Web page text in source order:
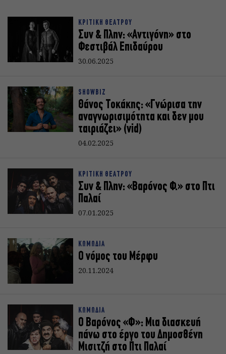
ΚΡΙΤΙΚΗ ΘΕΑΤΡΟΥ
Συν & Πλην: «Aντιγόνη» στο
Φεστιβάλ Επιδαύρου
30.06.2025
SHOWBIZ
Θάνος Τοκάκης: «Γνώρισα την
αναγνωρισιμότητα και δεν μου
ταιριάζει» (vid)
04.02.2025
ΚΡΙΤΙΚΗ ΘΕΑΤΡΟΥ
Συν & Πλην: «Βαρόνος Φ.» στο Πτι
Παλαί
07.01.2025
ΚΩΜΩΔΙΑ
Ο νόμος του Μέρφυ
20.11.2024
ΚΩΜΩΔΙΑ
Ο Βαρόνος «Φ»: Μια διασκευή
πάνω στο έργο του Δημοσθένη
Μισιτζή στο Πτι Παλαί